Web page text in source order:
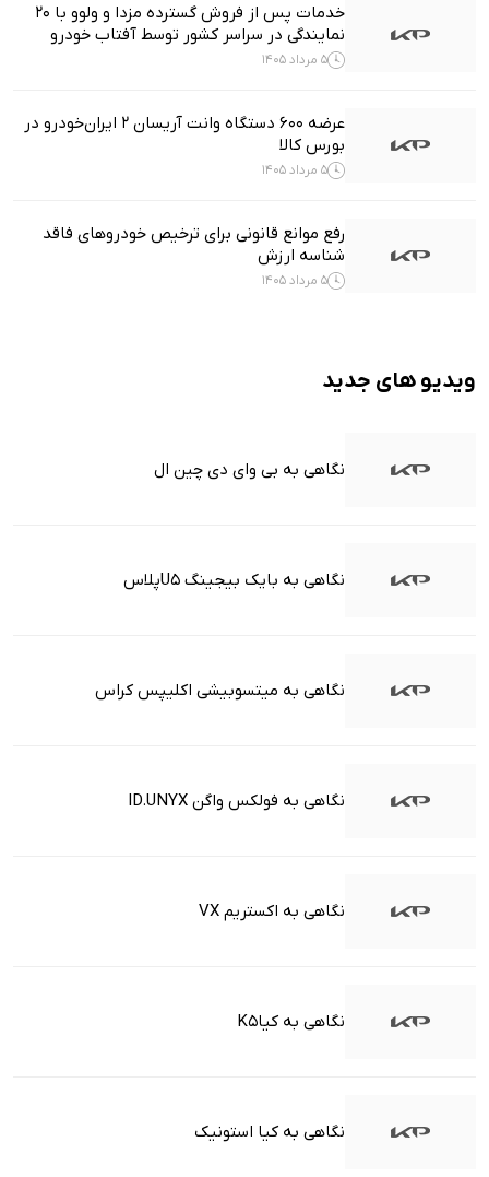
خدمات پس از فروش گسترده مزدا و ولوو با 20
نمایندگی در سراسر کشور توسط آفتاب خودرو
5 مرداد 1405
عرضه ۶۰۰ دستگاه وانت آریسان ۲ ایران‌خودرو در
بورس کالا
5 مرداد 1405
رفع موانع قانونی برای ترخیص خودروهای فاقد
شناسه ارزش
5 مرداد 1405
ویدیو های جدید
نگاهی به بی وای دی چین ال
نگاهی به بایک بیجینگ U5پلاس
نگاهی به میتسوبیشی اکلیپس کراس
نگاهی به فولکس واگن ID.UNYX
نگاهی به اکستریم VX
نگاهی به کیاK5
نگاهی به کیا استونیک